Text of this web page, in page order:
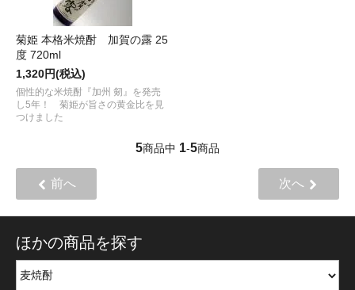
菊姫 本格米焼酎 加賀の露 25
度 720ml
1,320円(税込)
個性的な米焼酎『加州 剱』を発売
し5年！ 菊姫が旨さの黄金比を見
つけました
5商品中 1-5商品
前へ 次へ
ほかの商品を探す